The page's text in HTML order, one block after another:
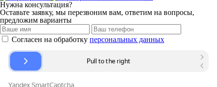
Нужна консультация?
Оставьте заявку, мы перезвоним вам, ответим на вопросы,
предложим варианты
Согласен на обработку персональных данных